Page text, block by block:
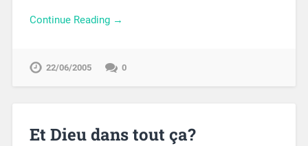
Continue Reading →
22/06/2005 0
Et Dieu dans tout ça?